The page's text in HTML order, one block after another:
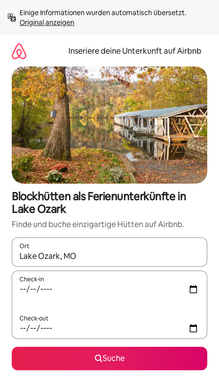
Inhalten
springenOriginal anzeigen
Inseriere deine Unterkunft auf Airbnb
Blockhütten als Ferienunterkünfte in
Lake Ozark
Finde und buche einzigartige Hütten auf Airbnb.
Ort
Wenn Ergebnisse verfügbar sind, navigiere mit den
Check-in
Check-out
Suche